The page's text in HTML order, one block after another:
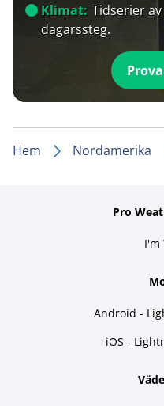
Klimat: Tidserier
dagarssteg.
Hem Nordamerika
Pro
I'm
Android -
iOS -